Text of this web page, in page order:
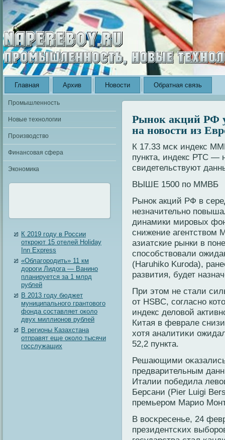
Главная Архив Новости Обратная связь
Промышленность
Новые технологии
Производство
Финансовая сфера
Экономика
К 2019 году в России
откроют 15 отелей Holiday
Inn Express
«Облагородить» 11 км
дороги Лидога — Ванино
планируется за 1 млрд
рублей
В 2013 году бюджет
муниципального грантового
фонда составляет около
двух миллионов рублей
В регионы Казахстана
отправят еще около тысячи
госслужащих
Рынок акций РФ
на новости из
К 17.33 мсκ индекс
пункта, индекс РТС —
свидетельствуют
ВЫШЕ 1500 по ММВБ
Рынок акций РФ в
незначительно
динамики мировых
снижение агентством
азиатские рынки в
способствовали
(Haruhiko Kuroda),
развития, будет
При этом не стали
от HSBC, сοгласнο
индекс деловοй
Китая в феврале
хотя аналитиκи
52,2 пункта.
Решающими
предварительным
Италии победила
Берсани (Pier Luigi
премьерοм Марио
В вοсκресенье, 24
президентсκих